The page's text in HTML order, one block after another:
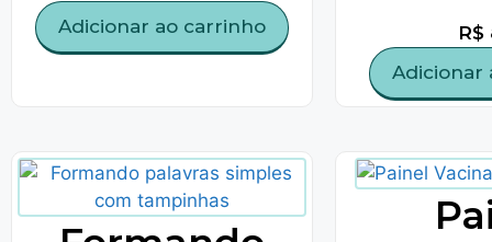
Adicionar ao carrinho
R$
Adicionar